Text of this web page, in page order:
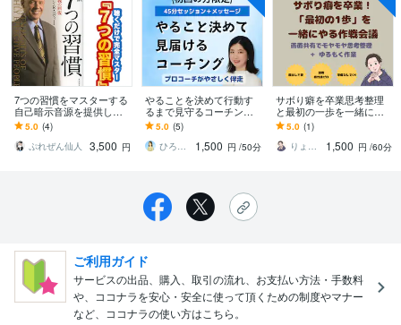
7つの習慣をマスターする
自己暗示音源を提供しま
す アファメーションを聴
くだけで７つの習慣を潜
在意識にインプット
5.0 (4)
ぷれぜん仙人
3,500 円
やることを決めて行動す
るまで見守るコーチング
します 初回限定】プロコ
ーチがやさしく背中を押
し、行動までの伴走！
5.0 (5)
ひろみ＊やさしく寄り添うコーチング
1,500 円 /50分
サボり癖を卒業思考整理
と最初の一歩を一緒にや
ります 顔出し不要！関西
弁の優しいお兄ちゃんと
「明日からやる」を卒業
5.0 (1)
りょう｜自己嫌悪を終わらせるジム代表
1,500 円 /60分
ご利用ガイド
サービスの出品、購入、取引の流れ、お支払い方法・手数料
や、ココナラを安心・安全に使って頂くための制度やマナー
など、ココナラの使い方はこちら。